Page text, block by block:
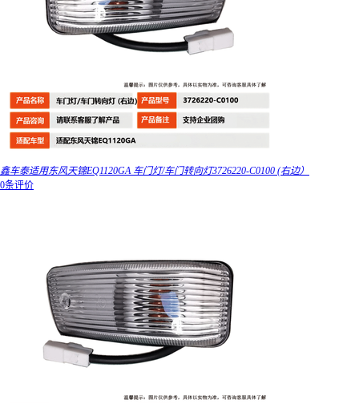
鑫车泰适用东风天锦EQ1120GA 车门灯/车门转向灯3726220-C0100 (右边）
0条评价